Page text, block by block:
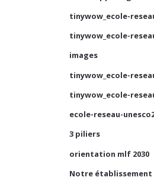
tinywow_ecole-
tinywow_ecole-reseau-
images
tinywow_ecole-
tinywow_ecole-
ecole-reseau-
3 piliers
orientation mlf 2030
Notre établissement